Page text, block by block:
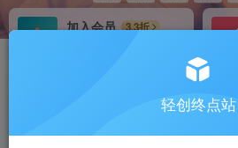
加入会员
3.3折
轻创终点站